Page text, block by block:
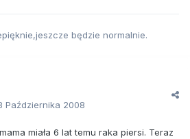
będzie normalnie.
Października 2008
miała 6 lat temu raka piersi. Teraz